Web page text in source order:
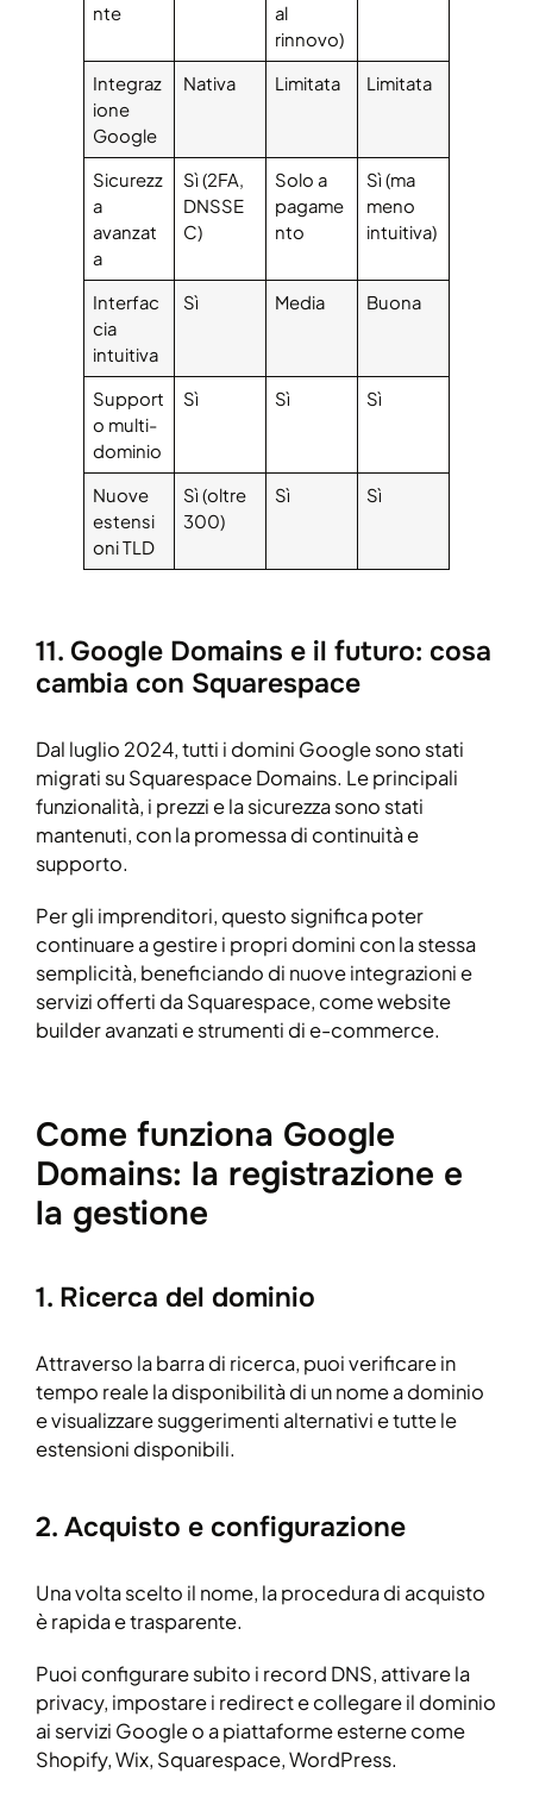
nte
al
rinnovo)
Integraz
ione
Google
Nativa Limitata Limitata
Sicurezz
a
avanzat
a
Sì (2FA,
DNSSE
C)
Solo a
pagame
nto
Sì (ma
meno
intuitiva)
Interfac
cia
intuitiva
Sì Media Buona
Support
o multi-
dominio
Sì Sì Sì
Nuove
estensi
oni TLD
Sì (oltre
300)
Sì Sì
11. Google Domains e il futuro: cosa
cambia con Squarespace
Dal luglio 2024, tutti i domini Google sono stati
migrati su Squarespace Domains. Le principali
funzionalità, i prezzi e la sicurezza sono stati
mantenuti, con la promessa di continuità e
supporto.
Per gli imprenditori, questo significa poter
continuare a gestire i propri domini con la stessa
semplicità, beneficiando di nuove integrazioni e
servizi offerti da Squarespace, come website
builder avanzati e strumenti di e-commerce.
Come funziona Google
Domains: la registrazione e
la gestione
1. Ricerca del dominio
Attraverso la barra di ricerca, puoi verificare in
tempo reale la disponibilità di un nome a dominio
e visualizzare suggerimenti alternativi e tutte le
estensioni disponibili.
2. Acquisto e configurazione
Una volta scelto il nome, la procedura di acquisto
è rapida e trasparente.
Puoi configurare subito i record DNS, attivare la
privacy, impostare i redirect e collegare il dominio
ai servizi Google o a piattaforme esterne come
Shopify, Wix, Squarespace, WordPress.